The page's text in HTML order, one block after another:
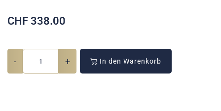
CHF 338.00
- + In den Warenkorb